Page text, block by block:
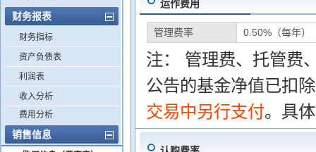
财务报表
财务指标
资产负债表
利润表
收入分析
费用分析
销售信息
运作费用
管理费率 0.50%（每年）
注： 管理费、托管费
公告的基金净值已扣
交易中另行支付。具